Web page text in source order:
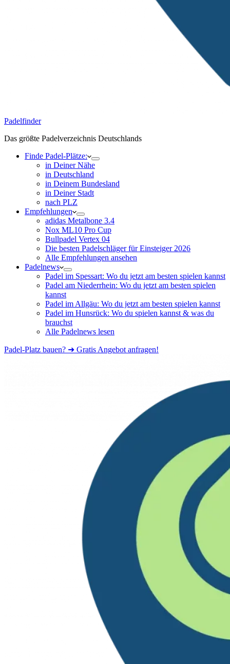
Padelfinder
Das größte Padelverzeichnis Deutschlands
Finde Padel-Plätze:
in Deiner Nähe
in Deutschland
in Deinem Bundesland
in Deiner Stadt
nach PLZ
Empfehlungen
adidas Metalbone 3.4
Nox ML10 Pro Cup
Bullpadel Vertex 04
Die besten Padelschläger für Einsteiger 2026
Alle Empfehlungen ansehen
Padelnews
Padel im Spessart: Wo du jetzt am besten spielen kannst
Padel am Niederrhein: Wo du jetzt am besten spielen
kannst
Padel im Allgäu: Wo du jetzt am besten spielen kannst
Padel im Hunsrück: Wo du spielen kannst & was du
brauchst
Alle Padelnews lesen
Padel-Platz bauen? ➜ Gratis Angebot anfragen!